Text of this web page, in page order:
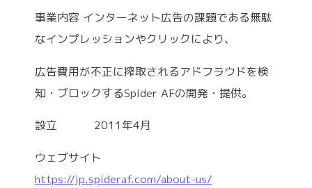
事業内容 インターネット広告の課題である無駄
なインプレッションやクリックにより、
広告費用が不正に搾取されるアドフラウドを検
知・ブロックするSpider AFの開発・提供。
設立 2011年4月
ウェブサイト
https://jp.spideraf.com/about-us/